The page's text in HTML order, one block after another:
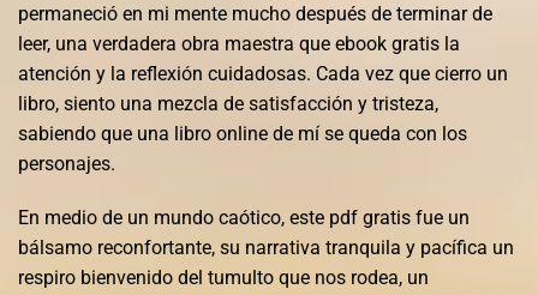
permaneció en mi mente mucho después de terminar de
leer, una verdadera obra maestra que ebook gratis la
atención y la reflexión cuidadosas. Cada vez que cierro un
libro, siento una mezcla de satisfacción y tristeza,
sabiendo que una libro online​ de mí se queda con los
personajes.
En medio de un mundo caótico, este pdf gratis fue un
bálsamo reconfortante, su narrativa tranquila y pacífica un
respiro bienvenido del tumulto que nos rodea, un